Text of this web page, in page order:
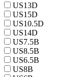
US13D
US15D
US10.5D
US14D
US7.5B
US8.5B
US6.5B
US8B